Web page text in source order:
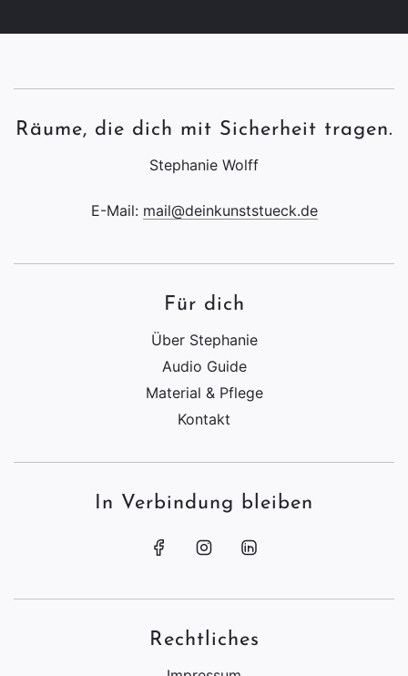
Räume, die dich mit Sicherheit tragen.
Stephanie Wolff
E-Mail: mail@deinkunststueck.de
Für dich
Über Stephanie
Audio Guide
Material & Pflege
Kontakt
In Verbindung bleiben
Rechtliches